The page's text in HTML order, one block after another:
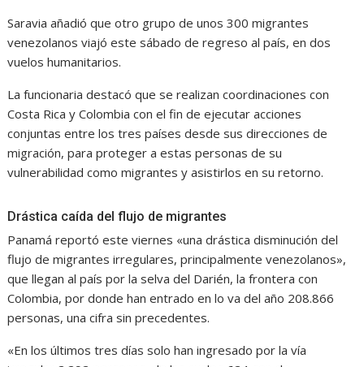
Saravia añadió que otro grupo de unos 300 migrantes
venezolanos viajó este sábado de regreso al país, en dos
vuelos humanitarios.
La funcionaria destacó que se realizan coordinaciones con
Costa Rica y Colombia con el fin de ejecutar acciones
conjuntas entre los tres países desde sus direcciones de
migración, para proteger a estas personas de su
vulnerabilidad como migrantes y asistirlos en su retorno.
Drástica caída del flujo de migrantes
Panamá reportó este viernes «una drástica disminución del
flujo de migrantes irregulares, principalmente venezolanos»,
que llegan al país por la selva del Darién, la frontera con
Colombia, por donde han entrado en lo va del año 208.866
personas, una cifra sin precedentes.
«En los últimos tres días solo han ingresado por la vía